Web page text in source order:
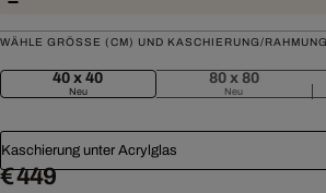
WÄHLE GRÖSSE (CM) UND KASCHIERUNG/RAHMUNG
40 x 40
Neu
80 x 80
Neu
Kaschierung unter Acrylglas
€ 449